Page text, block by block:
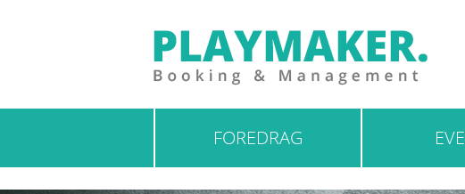
FOREDRAG